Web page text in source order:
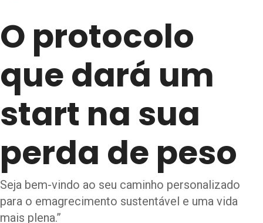
O protocolo
que dará um
start na sua
perda de peso
Seja bem-vindo ao seu caminho personalizado
para o emagrecimento sustentável e uma vida
mais plena.”